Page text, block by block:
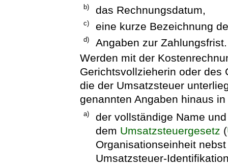
b) das Rechnungsdatum,
c) eine kurze Bezeichnung
d)
Angaben zur Zahlungsfrist.
Werden mit der
Gerichtsvollzieherin oder des
die der Umsatzsteuer
genannten Angaben hinaus
a)
der vollständige Name
dem Umsatzsteuergesetz (
Organisationseinheit
Umsatzsteuer-